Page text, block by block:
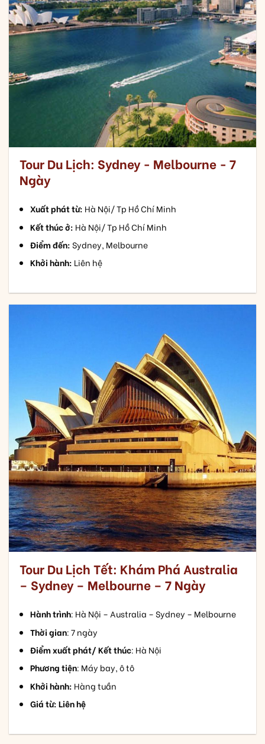
Tour Du Lịch: Sydney - Melbourne - 7
Ngày
Xuất phát từ: Hà Nội/ Tp Hồ Chí Minh
Kết thúc ở: Hà Nội/ Tp Hồ Chí Minh
Điểm đến:Sydney, Melbourne
Khởi hành: Liên hệ
Tour Du Lịch Tết: Khám Phá Australia
– Sydney – Melbourne – 7 Ngày
Hành trình: Hà Nội – Australia – Sydney – Melbourne
Thời gian: 7 ngày
Điểm xuất phát/ Kết thúc: Hà Nội
Phương tiện: Máy bay, ô tô
Khởi hành: Hàng tuần
Giá từ: Liên hệ